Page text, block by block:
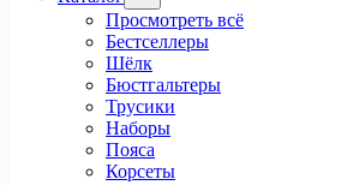
Просмотреть всё
Бестселлеры
Шёлк
Бюстгальтеры
Трусики
Наборы
Пояса
Корсеты